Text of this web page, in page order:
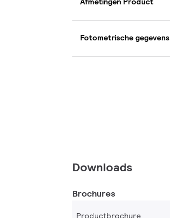
Fotometrische gegevens
Downloads
Brochures
Productbrochure